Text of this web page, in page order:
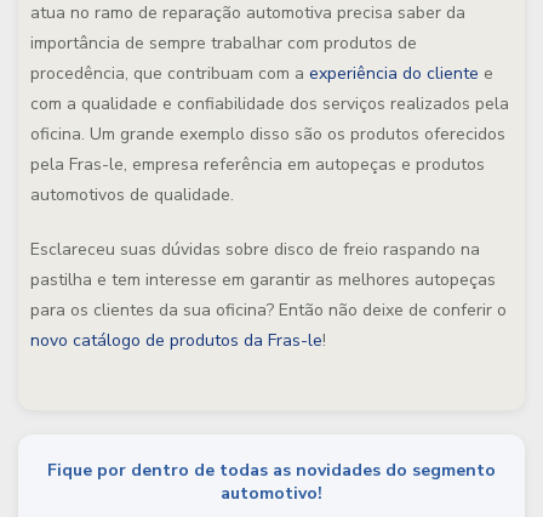
atua no ramo de reparação automotiva precisa saber da
importância de sempre trabalhar com produtos de
procedência, que contribuam com a experiência do cliente e
com a qualidade e confiabilidade dos serviços realizados pela
oficina. Um grande exemplo disso são os produtos oferecidos
pela Fras-le, empresa referência em autopeças e produtos
automotivos de qualidade.
Esclareceu suas dúvidas sobre disco de freio raspando na
pastilha e tem interesse em garantir as melhores autopeças
para os clientes da sua oficina? Então não deixe de conferir o
novo catálogo de produtos da Fras-le!
Fique por dentro de todas as novidades do segmento
automotivo!